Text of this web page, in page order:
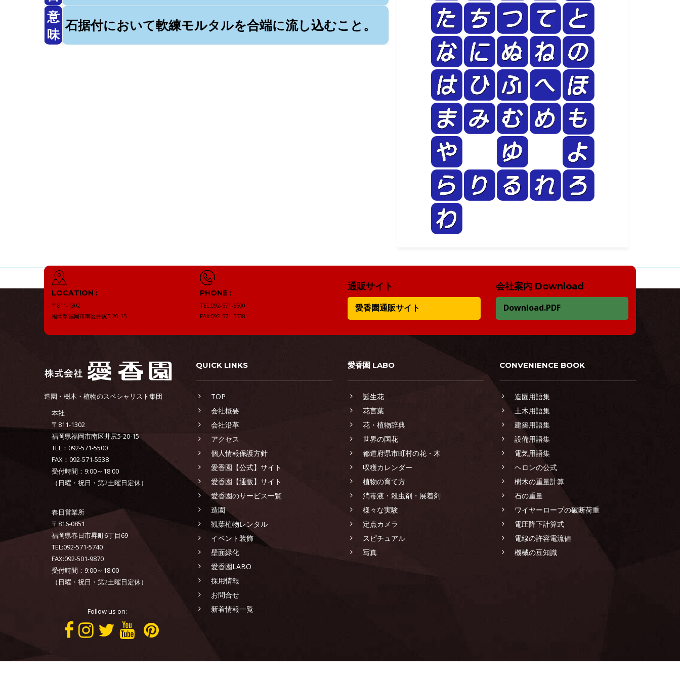
意
味
石据付において軟練モルタルを合端に流し込むこと。
LOCATION :
〒811-1302
福岡県福岡市南区井尻5-20-15
PHONE :
TEL:092-571-5500
FAX:092-571-5538
通販サイト
愛香園通販サイト
会社案内 Download
Download.PDF
造園・樹木・植物のスペシャリスト集団
本社
〒811-1302
福岡県福岡市南区井尻5-20-15
TEL：092-571-5500
FAX：092-571-5538
受付時間：9:00～18:00
（日曜・祝日・第2土曜日定休）
春日営業所
〒816-0851
福岡県春日市昇町6丁目69
TEL:092-571-5740
FAX:092-501-9870
受付時間：9:00～18:00
（日曜・祝日・第2土曜日定休）
Follow us on:
QUICK LINKS
TOP
会社概要
会社沿革
アクセス
個人情報保護方針
愛香園【公式】サイト
愛香園【通販】サイト
愛香園のサービス一覧
造園
観葉植物レンタル
イベント装飾
壁面緑化
愛香園LABO
採用情報
お問合せ
新着情報一覧
愛香園 LABO
誕生花
花言葉
花・植物辞典
世界の国花
都道府県市町村の花・木
収穫カレンダー
植物の育て方
消毒液・殺虫剤・展着剤
様々な実験
定点カメラ
スピチュアル
写真
CONVENIENCE BOOK
造園用語集
土木用語集
建築用語集
設備用語集
電気用語集
ヘロンの公式
樹木の重量計算
石の重量
ワイヤーロープの破断荷重
電圧降下計算式
電線の許容電流値
機械の豆知識